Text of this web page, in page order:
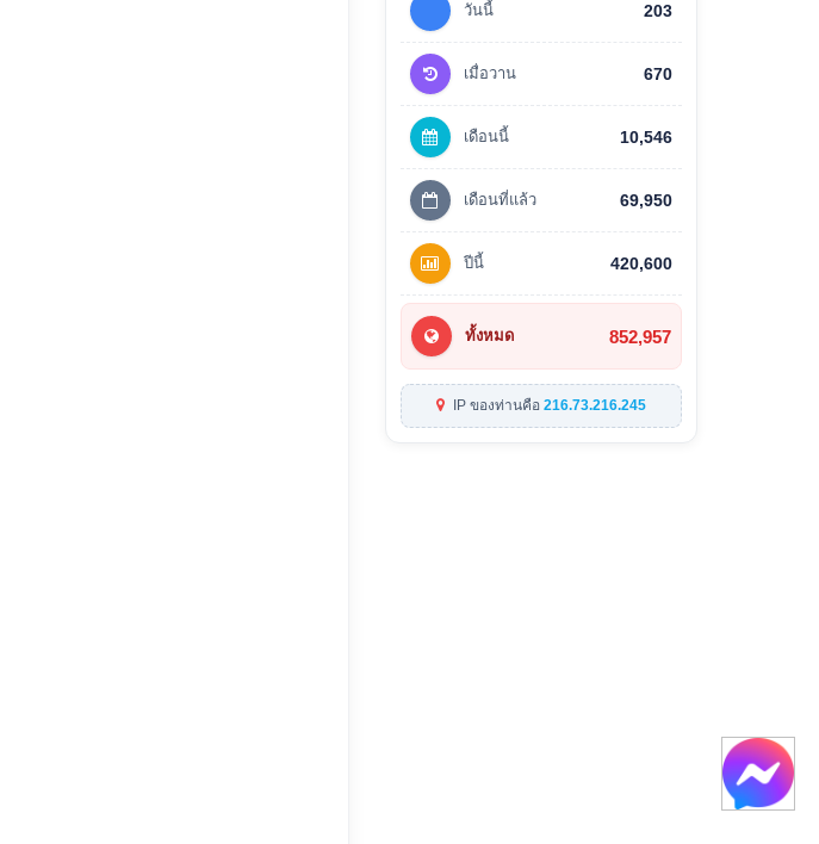
วันนี้ 203
เมื่อวาน 670
เดือนนี้ 10,546
เดือนที่แล้ว 69,950
ปีนี้ 420,600
ทั้งหมด 852,957
IP ของท่านคือ 216.73.216.245